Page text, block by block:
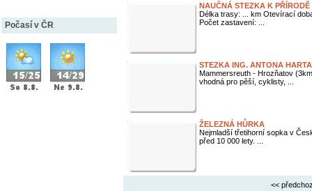
Počasí v ČR
NAUČNÁ STEZKA K PŘÍRODĚ
Délka trasy: ... km Otevírací
Počet zastavení: ...
STEZKA ING. ANTONA HARTA
Mammersreuth - Hrozňatov
vhodná pro pěší, cyklisty, ...
ŽELEZNÁ HŮRKA
Nejmladší třetihorní sopka v
před 10 000 lety. ...
<<